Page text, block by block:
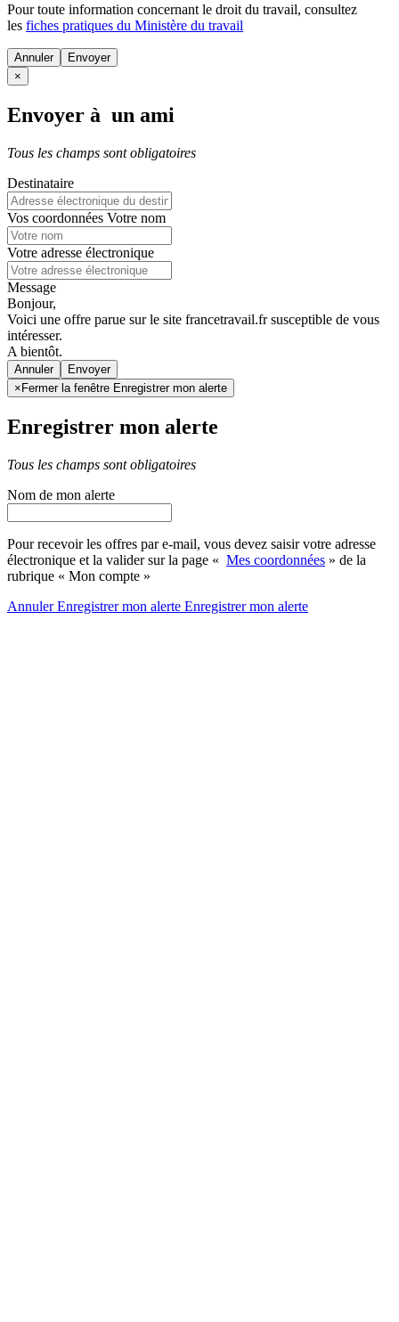
Pour toute information concernant le droit du travail, consultez
les fiches pratiques du Ministère du travail
Annuler
×
Envoyer à un ami
Tous les champs sont obligatoires
Destinataire
Vos coordonnées Votre nom
Votre adresse électronique
Message
Bonjour,
Voici une offre parue sur le site francetravail.fr susceptible de vous
intéresser.
A bientôt.
Annuler
× Fermer la fenêtre Enregistrer mon alerte
Enregistrer mon alerte
Tous les champs sont obligatoires
Nom de mon alerte
Pour recevoir les offres par e-mail, vous devez saisir votre adresse
électronique et la valider sur la page « Mes coordonnées » de la
rubrique « Mon compte »
AnnulerEnregistrer mon alerte Enregistrermon alerte